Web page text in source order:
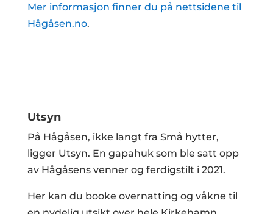
Mer informasjon finner du på nettsidene til
Hågåsen.no.
Utsyn
På Hågåsen, ikke langt fra Små hytter,
ligger Utsyn. En gapahuk som ble satt opp
av Hågåsens venner og ferdigstilt i 2021.
Her kan du booke overnatting og våkne til